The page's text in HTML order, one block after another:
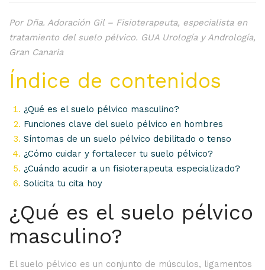
Por Dña. Adoración Gil – Fisioterapeuta, especialista en
tratamiento del suelo pélvico. GUA Urología y Andrología,
Gran Canaria
Índice de contenidos
¿Qué es el suelo pélvico masculino?
Funciones clave del suelo pélvico en hombres
Síntomas de un suelo pélvico debilitado o tenso
¿Cómo cuidar y fortalecer tu suelo pélvico?
¿Cuándo acudir a un fisioterapeuta especializado?
Solicita tu cita hoy
¿Qué es el suelo pélvico
masculino?
El suelo pélvico es un conjunto de músculos, ligamentos